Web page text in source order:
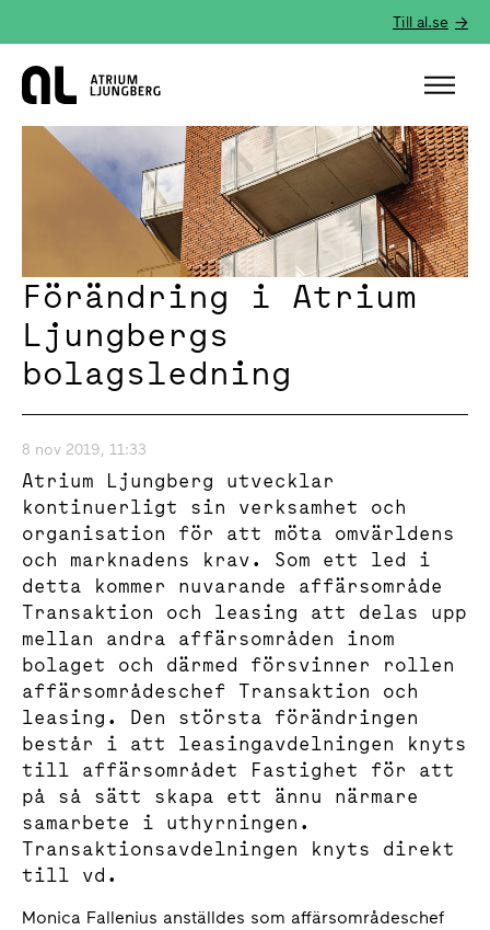
Till al.se
Hem
Förändring i Atrium
Ljungbergs
bolagsledning
8 nov 2019, 11:33
Atrium Ljungberg utvecklar
kontinuerligt sin verksamhet och
organisation för att möta omvärldens
och marknadens krav. Som ett led i
detta kommer nuvarande affärsområde
Transaktion och leasing att delas upp
mellan andra affärsområden inom
bolaget och därmed försvinner rollen
affärsområdeschef Transaktion och
leasing. Den största förändringen
består i att leasingavdelningen knyts
till affärsområdet Fastighet för att
på så sätt skapa ett ännu närmare
samarbete i uthyrningen.
Transaktionsavdelningen knyts direkt
till vd.
Monica Fallenius anställdes som affärsområdeschef